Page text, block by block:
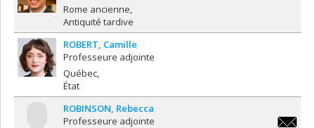
Rome ancienne
Antiquité tardive
ROBERT Camille
Professeure adjointe
Québec
État
ROBINSON Rebecca
Professeure adjointe